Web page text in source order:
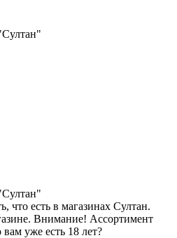
что есть в магазинах Султан.
Внимание! Ассортимент
уже есть 18 лет?